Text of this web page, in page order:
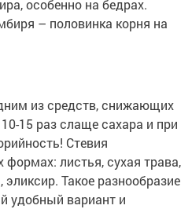
особенно на бедрах.
– половинка корня на
из средств, снижающих
15 раз слаще сахара и при
Стевия
листья, сухая трава,
Такое разнообразие
удобный вариант и